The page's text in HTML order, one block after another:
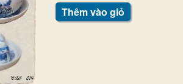
Thêm vào giỏ